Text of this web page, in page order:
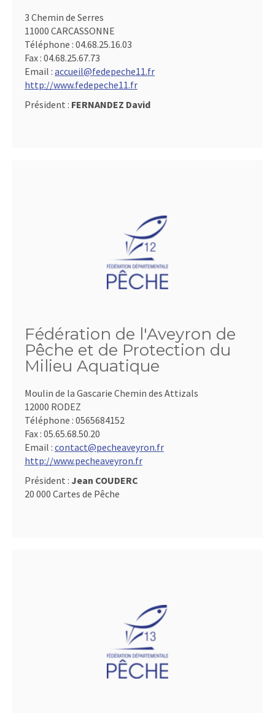
3 Chemin de Serres
11000 CARCASSONNE
Téléphone : 04.68.25.16.03
Fax : 04.68.25.67.73
Email : accueil@fedepeche11.fr
http://www.fedepeche11.fr
Président : FERNANDEZ David
Fédération de l'Aveyron de
Pêche et de Protection du
Milieu Aquatique
Moulin de la Gascarie Chemin des Attizals
12000 RODEZ
Téléphone : 0565684152
Fax : 05.65.68.50.20
Email : contact@pecheaveyron.fr
http://www.pecheaveyron.fr
Président : Jean COUDERC
20 000 Cartes de Pêche